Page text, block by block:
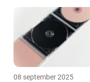
08 september 2025